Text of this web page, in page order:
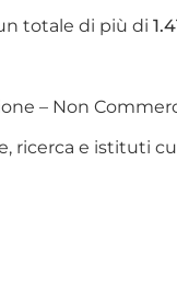
totale di più di
– Non
ricerca e istituti